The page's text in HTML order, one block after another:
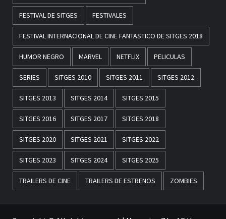
FESTIVAL DE SITGES FESTIVALES
FESTIVAL INTERNACIONAL DE CINE FANTASTICO DE SITGES 2018
HUMOR NEGRO MARVEL NETFLIX PELICULAS
SERIES SITGES 2010 SITGES 2011 SITGES 2012
SITGES 2013 SITGES 2014 SITGES 2015
SITGES 2016 SITGES 2017 SITGES 2018
SITGES 2020 SITGES 2021 SITGES 2022
SITGES 2023 SITGES 2024 SITGES 2025
TRAILERS DE CINE TRAILERS DE ESTRENOS ZOMBIES